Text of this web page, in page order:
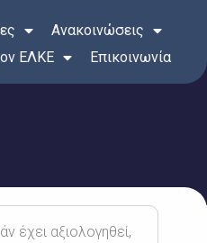
Ανακοινώσεις
ΕΛΚΕ
Επικοινωνία
έχει αξιολογηθεί,